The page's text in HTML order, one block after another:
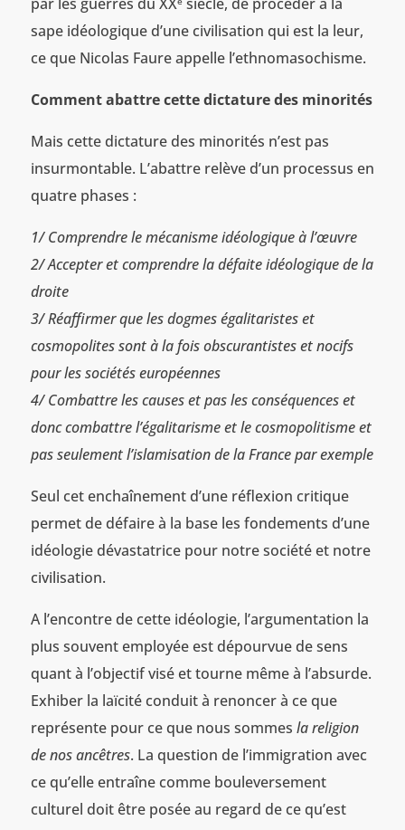
sape idéologique d’une civilisation qui est la leur,
ce que Nicolas Faure appelle l’ethnomasochisme.
Comment abattre cette dictature des minorités
Mais cette dictature des minorités n’est pas
insurmontable. L’abattre relève d’un processus en
quatre phases :
1/ Comprendre le mécanisme idéologique à l’œuvre
2/ Accepter et comprendre la défaite idéologique de la
droite
3/ Réaffirmer que les dogmes égalitaristes et
cosmopolites sont à la fois obscurantistes et nocifs
pour les sociétés européennes
4/ Combattre les causes et pas les conséquences et
donc combattre l’égalitarisme et le cosmopolitisme et
pas seulement l’islamisation de la France par exemple
Seul cet enchaînement d’une réflexion critique
permet de défaire à la base les fondements d’une
idéologie dévastatrice pour notre société et notre
civilisation.
A l’encontre de cette idéologie, l’argumentation la
plus souvent employée est dépourvue de sens
quant à l’objectif visé et tourne même à l’absurde.
Exhiber la laïcité conduit à renoncer à ce que
représente pour ce que nous sommes la religion
de nos ancêtres. La question de l’immigration avec
ce qu’elle entraîne comme bouleversement
culturel doit être posée au regard de ce qu’est